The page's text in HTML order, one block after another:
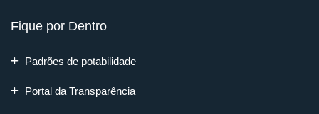
Fique por Dentro
Padrões de potabilidade
Portal da Transparência